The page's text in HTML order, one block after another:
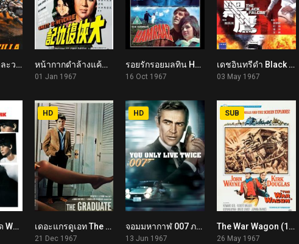
5.3ลูกก็อตซิลล่าอาละวาด Son of Godzilla (1967) 6.1
หน้ากากดำล้างแค้น Sweet Is Revenge (1967)
01 Jan 1967
7.2
รอยรักรอยมลทิน Hamraaz (1967)
16 Oct 1967
6.0เดชอินทรีดำ Black Falcon (1967)
03 May 1967
7.8
รอไว้ ค่อยๆเชือด Wait Until Dark (1967) 8.0
HD
เดอะแกรดูเอท The Graduate (1967)
21 Dec 1967
6.9
HD
จอมมหากาฬ 007 ภาค 5 You Only Live Twice (1967)
13 Jun 1967
6.9
SUB
The War Wagon (1967)
26 May 1967